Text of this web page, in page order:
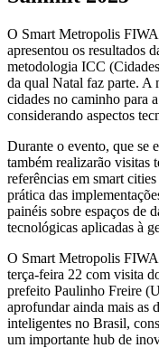
O Smart Metropolis
apresentou os resultados
metodologia ICC
da qual Natal faz parte. A
cidades no caminho para
considerando aspectos
Durante o evento, que se
também realizarão visitas
referências em smart
prática das
painéis sobre espaços de
tecnológicas aplicadas à
O Smart Metropolis
terça-feira 22 com visita
prefeito Paulinho Freire
aprofundar ainda mais as
inteligentes no Brasil,
um importante hub de